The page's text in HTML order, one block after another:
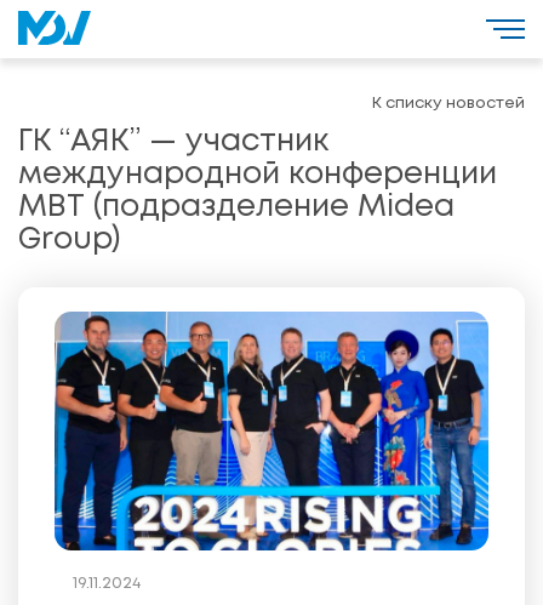
ГК “АЯК” — участник
международной конференции
MBT (подразделение Midea
Group)
К списку новостей
19.11.2024